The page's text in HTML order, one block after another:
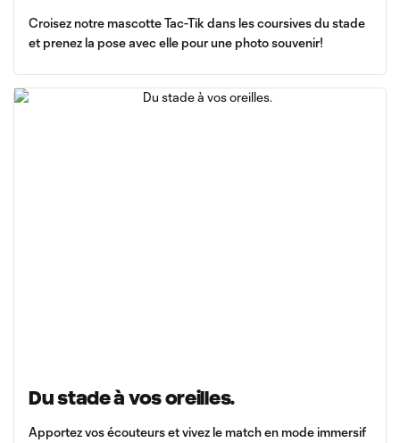
Croisez notre mascotte Tac-Tik dans les coursives du stade
et prenez la pose avec elle pour une photo souvenir!
Du stade à vos oreilles.
Apportez vos écouteurs et vivez le match en mode immersif